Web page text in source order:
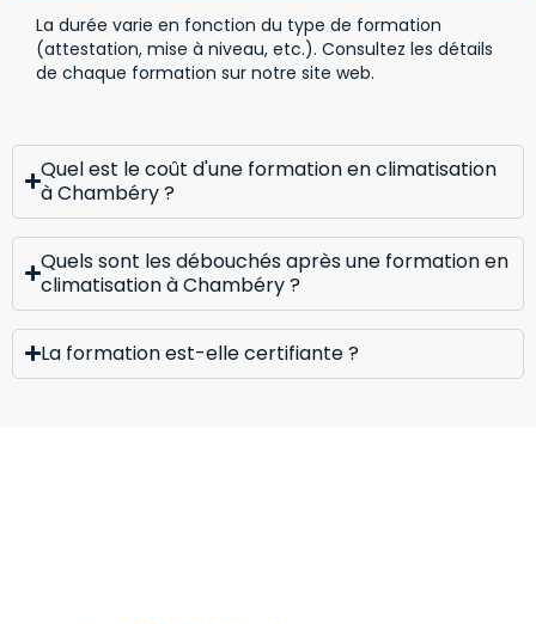
La durée varie en fonction du type de formation
(attestation, mise à niveau, etc.). Consultez les détails
de chaque formation sur notre site web.
Quel est le coût d'une formation en climatisation
à Chambéry ?
Quels sont les débouchés après une formation en
climatisation à Chambéry ?
La formation est-elle certifiante ?